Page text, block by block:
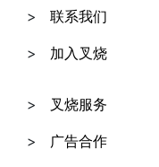
联系我们
加入叉烧
叉烧服务
广告合作